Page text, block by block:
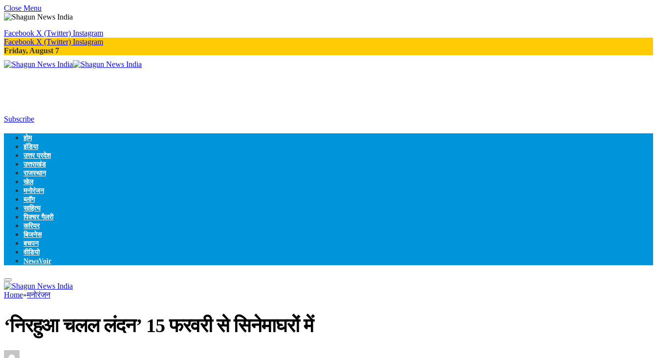
Close Menu
Facebook X (Twitter) Instagram
Facebook X (Twitter) Instagram
Friday, August 7
Subscribe
होम
इंडिया
उत्तर प्रदेश
उत्तराखंड
राजस्थान
खेल
मनोरंजन
ब्लॉग
साहित्य
पिक्चर गैलरी
करियर
बिजनेस
बचपन
वीडियो
NewsVoir
Home»मनोरंजन
‘निरहुआ चलल लंदन’ 15 फरवरी से सिनेमाघरों में